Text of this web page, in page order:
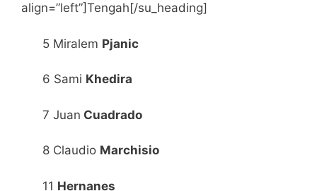
align=”left”]Tengah[/su_heading]
5 Miralem Pjanic
6 Sami Khedira
7 Juan Cuadrado
8 Claudio Marchisio
11 Hernanes